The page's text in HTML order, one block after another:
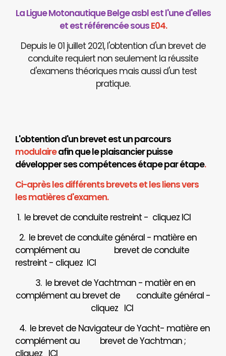
La Ligue Motonautique Belge asbl est l'une d'elles
et est référencée sousE04.
Depuis le 01 juillet 2021, l'obtention d'un brevet de
conduite requiert non seulement la réussite
d'examens théoriques mais aussi d'un test
pratique.
L'obtention d'un brevet est un parcours
modulaireafin que le plaisancier puisse
développer ses compétences étape par étape.
Ci-après les différents brevets et les liens vers
les matières d'examen.
1. le brevet de conduite restreint - cliquez ICI
2. le brevet de conduite général - matière en
complément au brevet de conduite
restreint - cliquez ICI
3. le brevet de Yachtman - matièr en en
complément au brevet de
conduite général -
cliquez ICI
4. le brevet de Navigateur de Yacht- matière en
complément au brevet de Yachtman ;